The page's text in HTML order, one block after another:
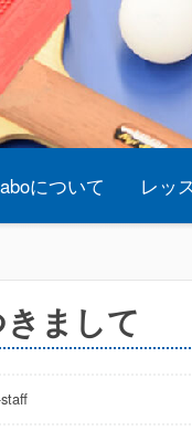
について レッ
まして